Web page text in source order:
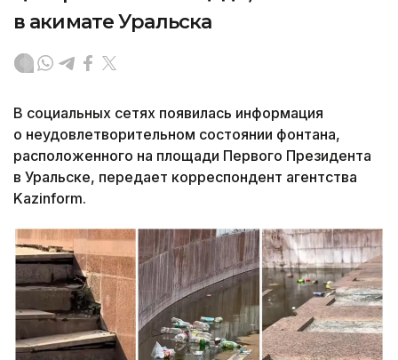
в акимате Уральска
В социальных сетях появилась информация
о неудовлетворительном состоянии фонтана,
расположенного на площади Первого Президента
в Уральске, передает корреспондент агентства
Kazinform.